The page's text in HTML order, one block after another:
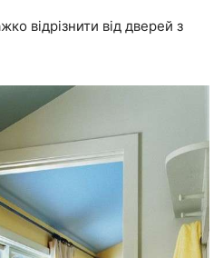
відрізнити від дверей з